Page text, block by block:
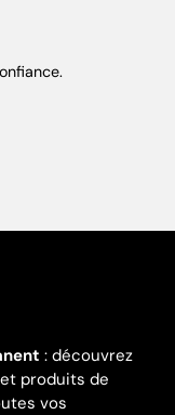
: découvrez
produits de
vos